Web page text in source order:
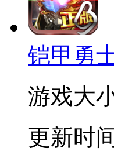
铠甲勇
游戏大
更新时